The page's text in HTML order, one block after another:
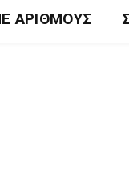
ΑΡΙΘΜΟΎΣ